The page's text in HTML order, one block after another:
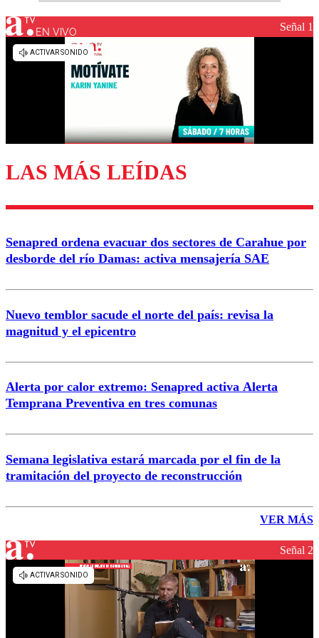
EN VIVO Señal 1
LAS MÁS LEÍDAS
Senapred ordena evacuar dos sectores de Carahue por
desborde del río Damas: activa mensajería SAE
Nuevo temblor sacude el norte del país: revisa la
magnitud y el epicentro
Alerta por calor extremo: Senapred activa Alerta
Temprana Preventiva en tres comunas
Semana legislativa estará marcada por el fin de la
tramitación del proyecto de reconstrucción
VER MÁS
Señal 2